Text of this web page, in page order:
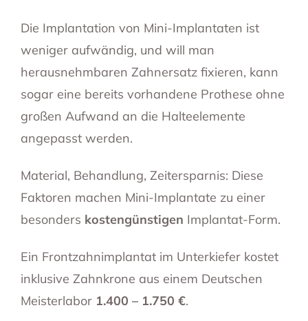
Die Implantation von Mini-Implantaten ist
weniger aufwändig, und will man
herausnehmbaren Zahnersatz fixieren, kann
sogar eine bereits vorhandene Prothese ohne
großen Aufwand an die Halteelemente
angepasst werden.
Material, Behandlung, Zeitersparnis: Diese
Faktoren machen Mini-Implantate zu einer
besonders kostengünstigen Implantat-Form.
Ein Frontzahnimplantat im Unterkiefer kostet
inklusive Zahnkrone aus einem Deutschen
Meisterlabor 1.400 – 1.750 €.